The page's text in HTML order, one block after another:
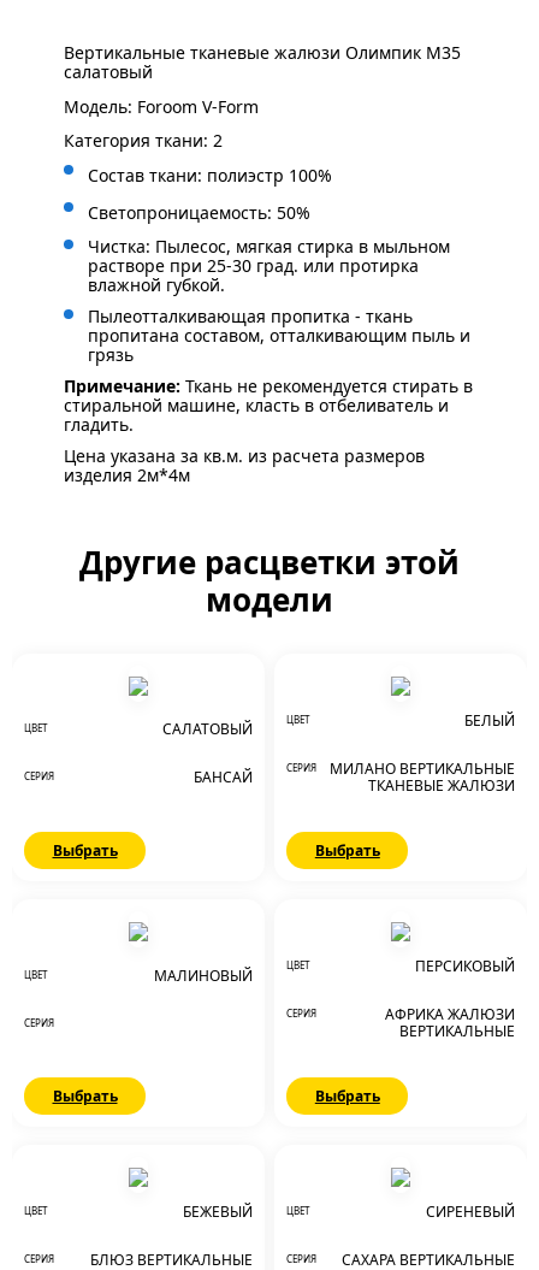
Вертикальные тканевые жалюзи Олимпик М35
салатовый
Модель: Foroom V-Form
Категория ткани: 2
Состав ткани: полиэстр 100%
Светопроницаемость: 50%
Чистка: Пылесос, мягкая стирка в мыльном
растворе при 25-30 град. или протирка
влажной губкой.
Пылеотталкивающая пропитка - ткань
пропитана составом, отталкивающим пыль и
грязь
Примечание: Ткань не рекомендуется стирать в
стиральной машине, класть в отбеливатель и
гладить.
Цена указана за кв.м. из расчета размеров
изделия 2м*4м
Другие расцветки этой
модели
ЦВЕТ САЛАТОВЫЙ
СЕРИЯ БАНСАЙ
Выбрать
ЦВЕТ БЕЛЫЙ
СЕРИЯ
МИЛАНО ВЕРТИКАЛЬНЫЕ
ТКАНЕВЫЕ ЖАЛЮЗИ
Выбрать
ЦВЕТ МАЛИНОВЫЙ
СЕРИЯ
Выбрать
ЦВЕТ ПЕРСИКОВЫЙ
СЕРИЯ
АФРИКА ЖАЛЮЗИ
ВЕРТИКАЛЬНЫЕ
Выбрать
ЦВЕТ БЕЖЕВЫЙ
СЕРИЯ
БЛЮЗ ВЕРТИКАЛЬНЫЕ
ЦВЕТ СИРЕНЕВЫЙ
СЕРИЯ
САХАРА ВЕРТИКАЛЬНЫЕ